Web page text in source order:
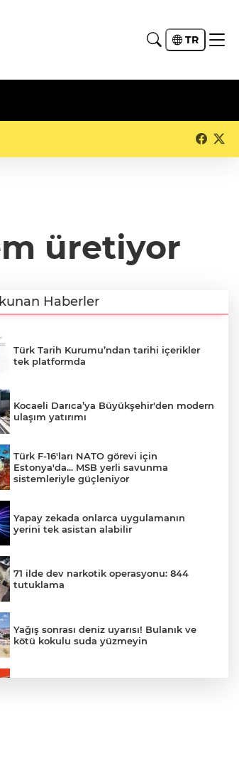
TR
üretiyor
Haberler
Türk Tarih Kurumu’ndan tarihi içerikler
tek platformda
Kocaeli Darıca’ya Büyükşehir'den modern
ulaşım yatırımı
Türk F-16'ları NATO görevi için
Estonya'da... MSB yerli savunma
sistemleriyle güçleniyor
Yapay zekada onlarca uygulamanın
yerini tek asistan alabilir
71 ilde dev narkotik operasyonu: 844
tutuklama
Yağış sonrası deniz uyarısı! Bulanık ve
kötü kokulu suda yüzmeyin